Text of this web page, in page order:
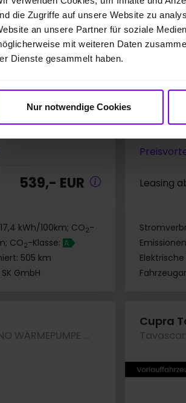
die Zugriffe auf unsere Website zu
an unsere Partner für soziale
mit weiteren Daten
Dienste gesammelt haben.
Nur notwendige Cookies
Automatik
SOUND
539,- EUR
kWh/100km; CO2-
CO2-Klasse: A
505 km
GmbH
eKLAPPE +
NAVI +
UPE:
Leasing
Tavascan ENDURANCE PANO WÄRMEPUMPE SENNHEISER
Cupra